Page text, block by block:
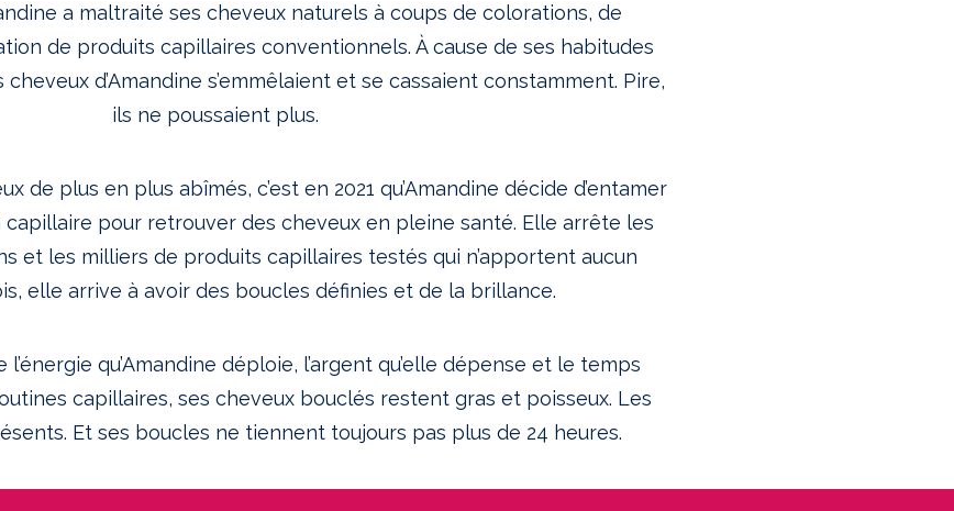
a maltraité ses cheveux naturels à coups de colorations, de
de produits capillaires conventionnels. À cause de ses habitudes
d’Amandine s’emmêlaient et se cassaient constamment. Pire,
ils ne poussaient plus.
de plus en plus abîmés, c’est en 2021 qu’Amandine décide d’entamer
pour retrouver des cheveux en pleine santé. Elle arrête les
et les milliers de produits capillaires testés qui n’apportent aucun
elle arrive à avoir des boucles définies et de la brillance.
qu’Amandine déploie, l’argent qu’elle dépense et le temps
capillaires, ses cheveux bouclés restent gras et poisseux. Les
Et ses boucles ne tiennent toujours pas plus de 24 heures.